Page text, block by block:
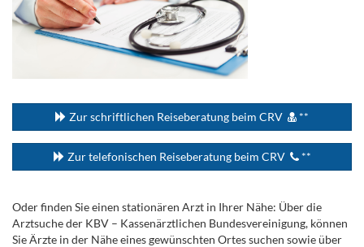
Zur schriftlichen Reiseberatung beim CRV **
Zur telefonischen Reiseberatung beim CRV **
Oder finden Sie einen stationären Arzt in Ihrer Nähe: Über die
Arztsuche der KBV – Kassenärztlichen Bundesvereinigung, können
Sie Ärzte in der Nähe eines gewünschten Ortes suchen sowie über